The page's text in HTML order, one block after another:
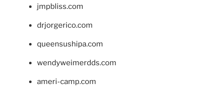
jmpbliss.com
drjorgerico.com
queensushipa.com
wendyweimerdds.com
ameri-camp.com